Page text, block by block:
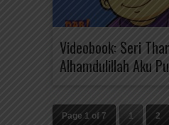
Videobook: Seri
Alhamdulillah Aku
Page 1 of 7 1 2